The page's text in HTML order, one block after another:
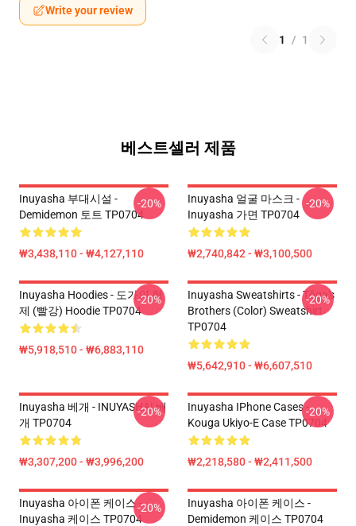
Write your review
1 / 1
베스트셀러 제품
Inuyasha 부대시설 -
Demidemon 토트 TP0704
₩3,438,110 - ₩4,127,110
-20%
Inuyasha 얼굴 마스크 -
Inuyasha 가면 TP0704
₩2,740,842 - ₩3,100,500
-20%
Inuyasha Hoodies - 도가의 형
제 (빨강) Hoodie TP0704
₩5,918,510 - ₩6,883,110
-20%
Inuyasha Sweatshirts - Tōga's
Brothers (color) Sweatshirt
TP0704
₩5,642,910 - ₩6,607,510
-20%
Inuyasha 베개 - INUYASHA! 베
개 TP0704
₩3,307,200 - ₩3,996,200
-20%
Inuyasha IPhone Cases -
Kouga Ukiyo-E Case TP0704
₩2,218,580 - ₩2,411,500
-20%
Inuyasha 아이폰 케이스 -
Inuyasha 케이스 TP0704
-20%
Inuyasha 아이폰 케이스 -
Demidemon 케이스 TP0704